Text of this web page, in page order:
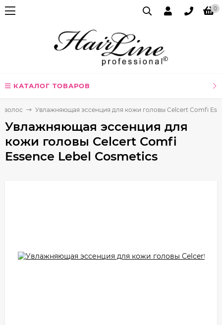
0
КАТАЛОГ ТОВАРОВ
волос Увлажняющая эссенция для кожи головы Celcert Comfi
Увлажняющая эссенция для
кожи головы Celcert Comfi
Essence Lebel Cosmetics